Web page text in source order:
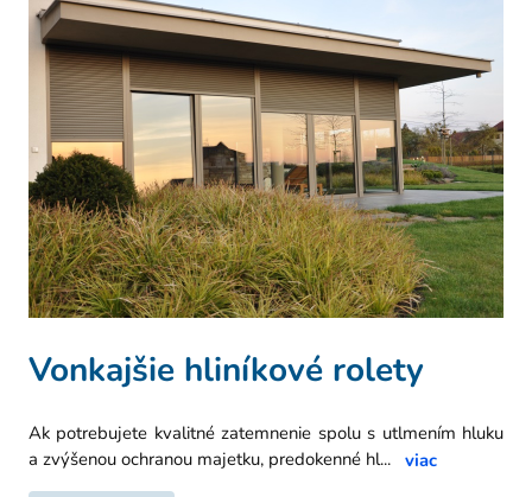
Vonkajšie hliníkové rolety
Ak potrebujete kvalitné zatemnenie spolu s utlmením hluku
a zvýšenou ochranou majetku, predokenné hl... viac